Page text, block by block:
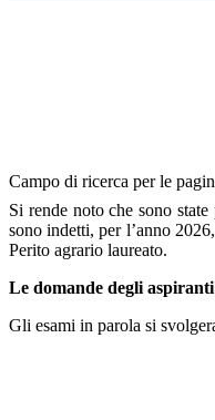
Campo di ricerca per le
Si rende noto che sono
sono indetti, per l’anno
Perito agrario laureato.
Le domande degli
Gli esami in parola si